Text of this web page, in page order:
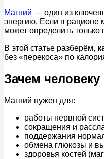
Магний — один из
энергию. Если в рационе
может определить
В этой статье разберём,
без «перекоса» по
Зачем
Магний нужен для:
работы нервной
сокращения и
поддержания
обмена глюкозы и
здоровья костей